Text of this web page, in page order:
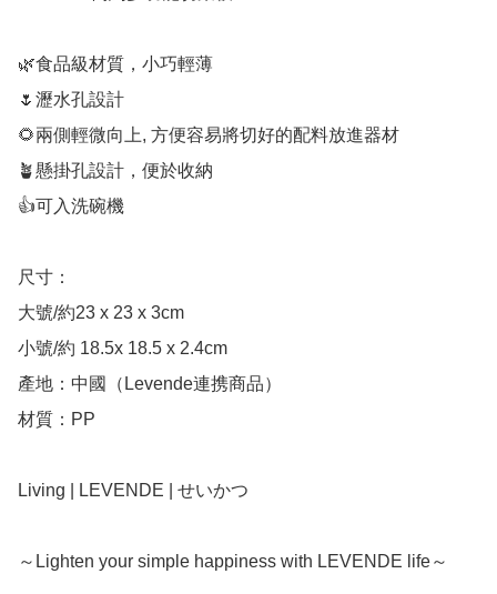
🌿食品級材質，小巧輕薄
🌷瀝水孔設計
🌻兩側輕微向上, 方便容易將切好的配料放進器材
🪴懸掛孔設計，便於收納
👍可入洗碗機
尺寸：
大號/約23 x 23 x 3cm
小號/約 18.5x 18.5 x 2.4cm
產地：中國（Levende連携商品）
材質：PP
Living | LEVENDE | せいかつ